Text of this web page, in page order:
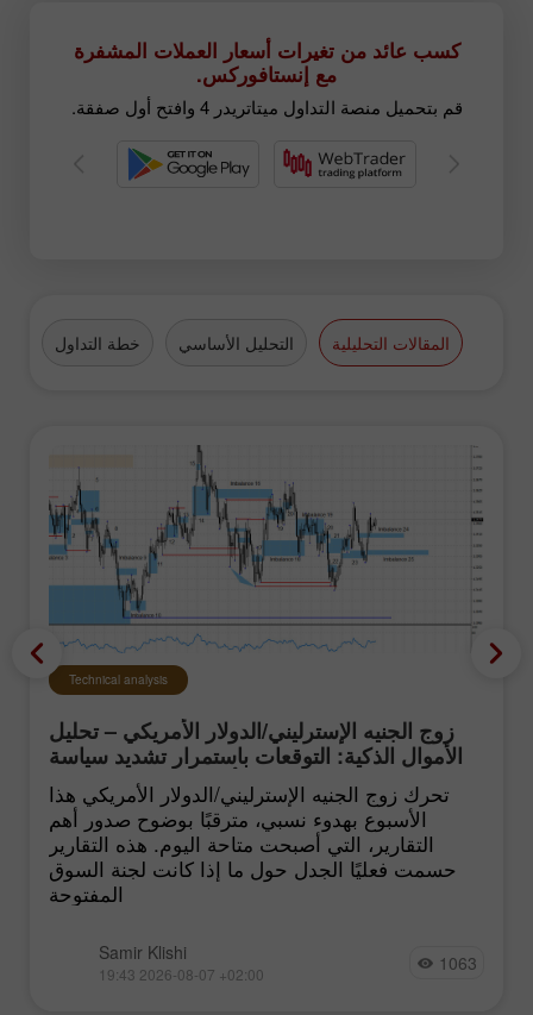
كسب عائد من تغيرات أسعار العملات المشفرة
مع إنستافوركس.
قم بتحميل منصة التداول ميتاتريدر 4 وافتح أول صفقة.
المقالات التحليلية التحليل الأساسي خطة التداول
Technical analysis
زوج الجنيه الإسترليني/الدولار الأمريكي – تحليل
الأموال الذكية: التوقعات باستمرار تشديد سياسة
الفيدرالي الأميركي تبقى منخفضة
تحرك زوج الجنيه الإسترليني/الدولار الأمريكي هذا
الأسبوع بهدوء نسبي، مترقبًا بوضوح صدور أهم
التقارير، التي أصبحت متاحة اليوم. هذه التقارير
حسمت فعليًا الجدل حول ما إذا كانت لجنة السوق
المفتوحة
Samir Klishi
19:43 2026-08-07 +02:00 1063